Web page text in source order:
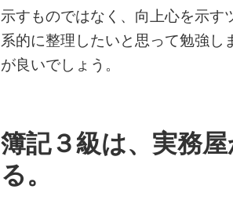
示すものではなく、向上心を示
系的に整理したいと思って勉強
が良いでしょう。
簿記３級は、実務
る。